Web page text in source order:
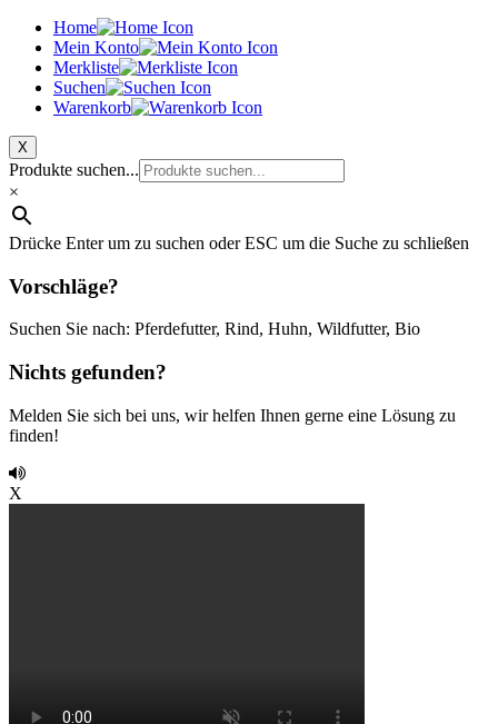
Home
Mein Konto
Merkliste
Suchen
Warenkorb
X
Produkte suchen...
×
Drücke Enter um zu suchen oder ESC um die Suche zu schließen
Vorschläge?
Suchen Sie nach: Pferdefutter, Rind, Huhn, Wildfutter, Bio
Nichts gefunden?
Melden Sie sich bei uns, wir helfen Ihnen gerne eine Lösung zu
finden!
X